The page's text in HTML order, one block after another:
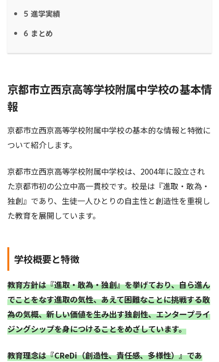
5 進学実績
6 まとめ
京都市立西京高等学校附属中学校の基本情
報
京都市立西京高等学校附属中学校の基本的な情報と特徴に
ついて紹介します。
京都市立西京高等学校附属中学校は、2004年に設立され
た京都市初の公立中高一貫校です。校是は『進取・敢為・
独創』であり、生徒一人ひとりの自主性と創造性を重視し
た教育を展開しています。
学校概要と特徴
教育方針は『進取・敢為・独創』を挙げており、自ら進ん
でことをなす進取の気性、あえて困難なことに挑戦する敢
為の気概、新しい価値を生み出す独創性、エンタープライ
ジングシップを身につけることをめざしています。
教育理念は『CReDi（創造性、責任感、多様性）』であ